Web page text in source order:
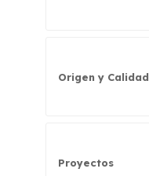
Origen y Calidad
Proyectos